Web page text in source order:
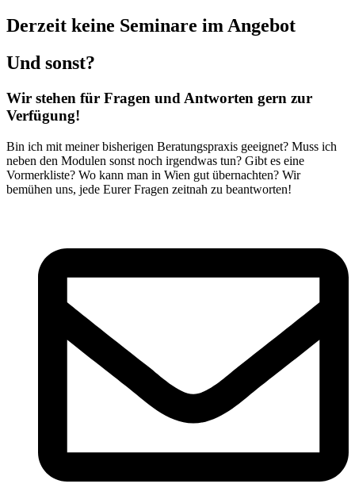
Derzeit keine Seminare im Angebot
Und sonst?
Wir stehen für Fragen und Antworten gern zur
Verfügung!
Bin ich mit meiner bisherigen Beratungspraxis geeignet? Muss ich
neben den Modulen sonst noch irgendwas tun? Gibt es eine
Vormerkliste? Wo kann man in Wien gut übernachten? Wir
bemühen uns, jede Eurer Fragen zeitnah zu beantworten!